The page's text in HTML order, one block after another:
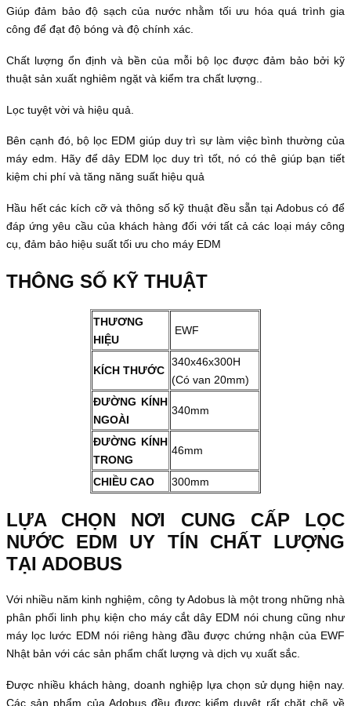
Giúp đảm bảo độ sạch của nước nhằm tối ưu hóa quá trình gia
công để đạt độ bóng và độ chính xác.
Chất lượng ổn định và bền của mỗi bộ lọc được đảm bảo bởi kỹ
thuật sản xuất nghiêm ngặt và kiểm tra chất lượng..
Lọc tuyệt vời và hiệu quả.
Bên cạnh đó, bộ lọc EDM giúp duy trì sự làm việc bình thường của
máy edm. Hãy để dây EDM lọc duy trì tốt, nó có thê giúp bạn tiết
kiệm chi phí và tăng năng suất hiệu quả
Hầu hết các kích cỡ và thông số kỹ thuật đều sẵn tại Adobus có để
đáp ứng yêu cầu của khách hàng đối với tất cả các loại máy công
cụ, đảm bảo hiệu suất tối ưu cho máy EDM
THÔNG SỐ KỸ THUẬT
THƯƠNG
HIỆU
EWF
KÍCH THƯỚC
340x46x300H
(Có van 20mm)
ĐƯỜNG KÍNH
NGOÀI
340mm
ĐƯỜNG KÍNH
TRONG
46mm
CHIỀU CAO 300mm
LỰA CHỌN NƠI CUNG CẤP LỌC
NƯỚC EDM UY TÍN CHẤT LƯỢNG
TẠI ADOBUS
Với nhiều năm kinh nghiệm, công ty Adobus là một trong những nhà
phân phối linh phụ kiện cho máy cắt dây EDM nói chung cũng như
máy lọc lước EDM nói riêng hàng đầu được chứng nhận của EWF
Nhật bản với các sản phẩm chất lượng và dịch vụ xuất sắc.
Được nhiều khách hàng, doanh nghiệp lựa chọn sử dụng hiện nay.
Các sản phẩm của Adobus đều được kiểm duyệt rất chặt chẽ về